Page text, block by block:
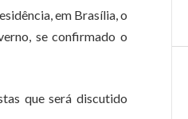
em Brasília, o
se confirmado o
que será discutido